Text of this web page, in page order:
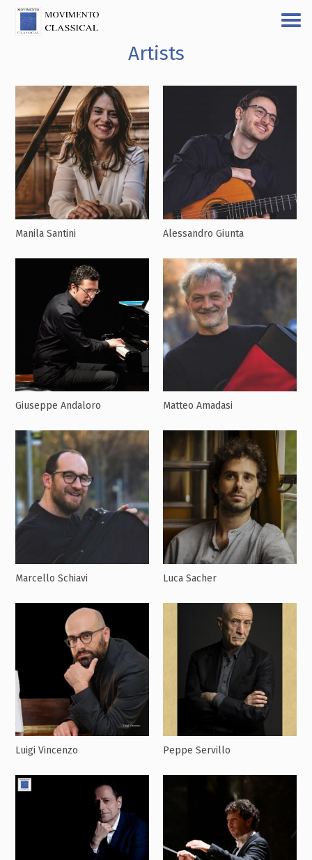
Artists
Manila Santini Alessandro Giunta
Giuseppe Andaloro Matteo Amadasi
Marcello Schiavi Luca Sacher
Luigi Vincenzo Peppe Servillo